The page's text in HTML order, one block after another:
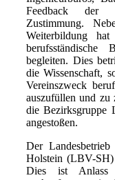
Feedback der
Zustimmung.
Weiterbildung
begleiten. Dies
die Wissenschaft,
Vereinszweck
auszufüllen und
die Bezirksgruppe
angestoßen.
Der
Holstein (LBV-SH)
Dies ist Anlass